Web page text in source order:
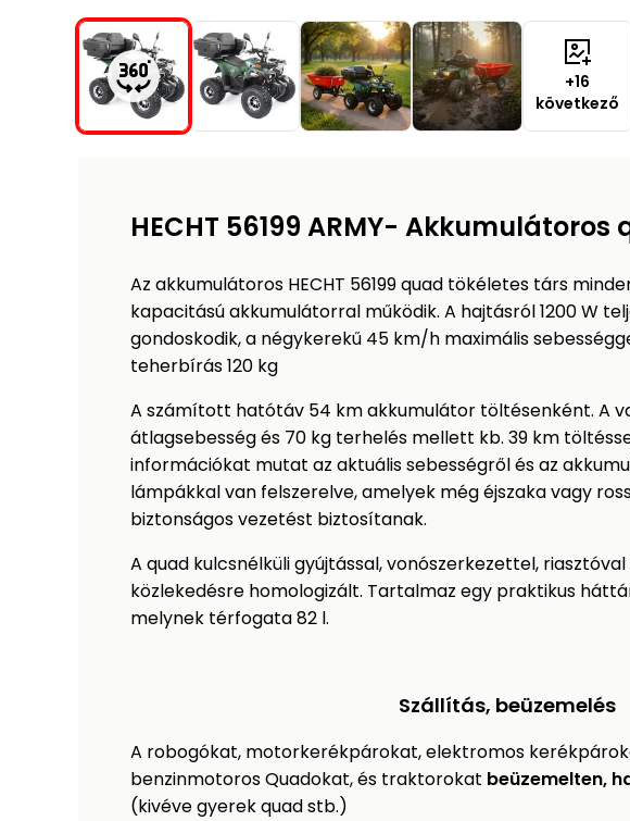
+16
következő
HECHT 56199 ARMY- Akkumulátoros
Az akkumulátoros HECHT 56199 quad tökéletes társ
kapacitású akkumulátorral működik. A hajtásról 1200 W
gondoskodik, a négykerekű 45 km/h maximális
teherbírás 120 kg
A számított hatótáv 54 km akkumulátor töltésenként. A
átlagsebesség és 70 kg terhelés mellett kb. 39 km
információkat mutat az aktuális sebességről és az
lámpákkal van felszerelve, amelyek még éjszaka vagy
biztonságos vezetést biztosítanak.
A quad kulcsnélküli gyújtással, vonószerkezettel,
közlekedésre homologizált. Tartalmaz egy praktikus
melynek térfogata 82 l.
Szállítás, beüzemelés
A robogókat, motorkerékpárokat, elektromos
benzinmotoros Quadokat, és traktorokat beüzemelten,
(kivéve gyerek quad stb.)